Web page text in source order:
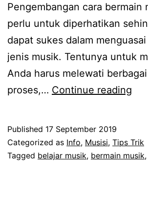
Pengembangan cara bermain
perlu untuk diperhatikan
dapat sukes dalam
jenis musik. Tentunya untuk
Anda harus melewati
proses,… Continue reading
Published 17 September 2019
Categorized as Info, Musisi, Tips Trik
Tagged belajar musik, bermain musik,